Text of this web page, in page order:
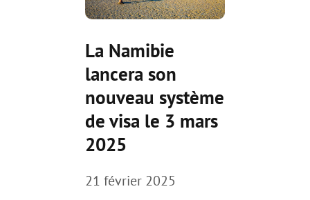
La Namibie
lancera son
nouveau système
de visa le 3 mars
2025
21 février 2025